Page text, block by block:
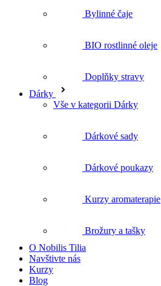
Bylinné čaje
BIO rostlinné oleje
Doplňky stravy
Dárky
Vše v kategorii Dárky
Dárkové sady
Dárkové poukazy
Kurzy aromaterapie
Brožury a tašky
O Nobilis Tilia
Navštivte nás
Kurzy
Blog